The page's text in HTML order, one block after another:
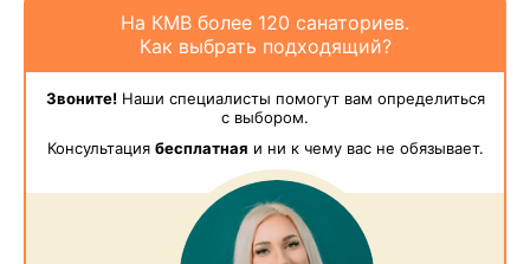
На КМВ более 120 санаториев.
Как выбрать подходящий?
Звоните!Наши специалисты помогут вам определиться
с выбором.
Консультация бесплатная и ни к чему вас не обязывает.